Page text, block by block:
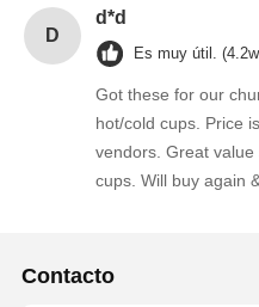
D
d*d
Es muy útil.
Got these for our
hot/cold cups. Price
vendors. Great
cups. Will buy again
Contacto